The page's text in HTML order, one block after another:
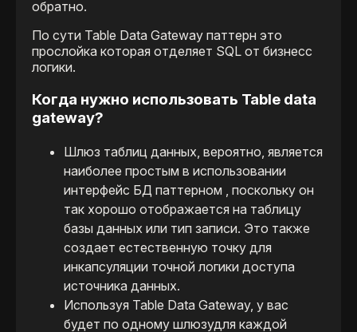
обратно.
По сути Table Data Gateway паттерн это
прослойка которая отделяет SQL от бизнесс
логики.
Когда нужно использовать Table data
gateway?
Шлюз таблиц данных, вероятно, является
наиболее простым в использовании
интерфейс БД паттерном , поскольку он
так хорошо отображается на таблицу
базы данных или тип записи. Это также
создает естественную точку для
инкапсуляции точной логики доступа
источника данных.
Используя Table Data Gateway, у вас
будет по одному шлюзудля каждой